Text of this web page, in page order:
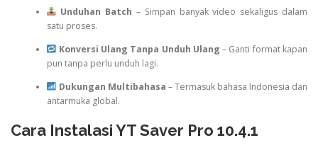
Unduhan Batch – Simpan banyak video sekaligus dalam
satu proses.
Konversi Ulang Tanpa Unduh Ulang – Ganti format kapan
pun tanpa perlu unduh lagi.
Dukungan Multibahasa – Termasuk bahasa Indonesia dan
antarmuka global.
Cara Instalasi YT Saver Pro 10.4.1